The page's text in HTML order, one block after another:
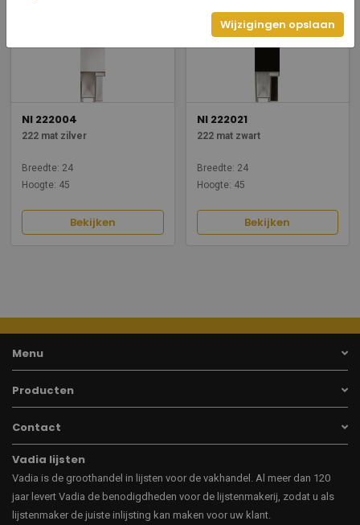
NI 222004
222 mat zilver
Breedte: 24
Hoogte: 45
Bekijken
NI 222021
222 mat zwart
Breedte: 24
Hoogte: 45
Bekijken
Menu
Producten
Contact
Vadia lijsten
Vadia is de groothandel in lijsten voor de vakhandel. Al meer dan 120
jaar levert Vadia de benodigdheden voor de lijstenmakerij, zodat u als
lijstenmaker de juiste inlijsting kan maken voor uw klant.
Wijzigingen opslaan